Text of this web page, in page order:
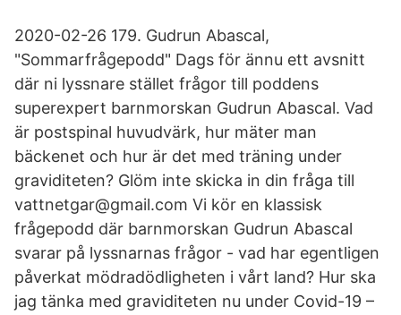
2020-02-26 179. Gudrun Abascal,
"Sommarfrågepodd" Dags för ännu ett avsnitt
där ni lyssnare stället frågor till poddens
superexpert barnmorskan Gudrun Abascal. Vad
är postspinal huvudvärk, hur mäter man
bäckenet och hur är det med träning under
graviditeten? Glöm inte skicka in din fråga till
vattnetgar@gmail.com Vi kör en klassisk
frågepodd där barnmorskan Gudrun Abascal
svarar på lyssnarnas frågor - vad har egentligen
påverkat mödradödligheten i vårt land? Hur ska
jag tänka med graviditeten nu under Covid-19 –